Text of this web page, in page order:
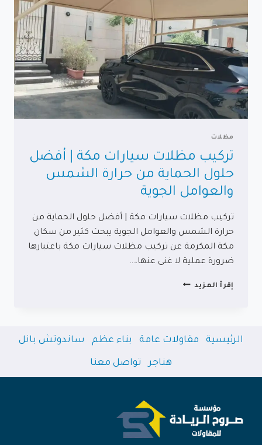
مظلات
تركيب مظلات سيارات مكة | أفضل
حلول الحماية من حرارة الشمس
والعوامل الجوية
تركيب مظلات سيارات مكة | أفضل حلول الحماية من
حرارة الشمس والعوامل الجوية يبحث كثير من سكان
مكة المكرمة عن تركيب مظلات سيارات مكة باعتبارها
ضرورة عملية لا غنى عنها،…
إقرأ المزيد تركيب
أفضل
الحماية
من
والعوامل
الجوية
الرئيسية مقاولات عامة بناء عظم ساندوتش بانل
هناجر تواصل معنا